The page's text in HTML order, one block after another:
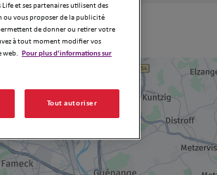
4
Life et ses partenaires utilisent des
ou vous proposer de la publicité
de donner ou retirer votre
à tout moment modifier vos
web. Pour plus d'informations sur
Tout autoriser